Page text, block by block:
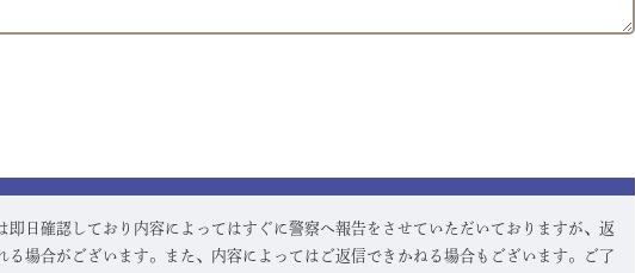
即日確認しており内容によってはすぐに警察へ報告をさせていただいておりますが、返
る場合がございます。また、内容によってはご返信できかねる場合もございます。ご了